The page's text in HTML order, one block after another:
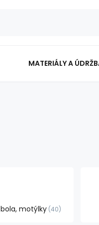
MATERIÁLY A
bola, motýlky 40